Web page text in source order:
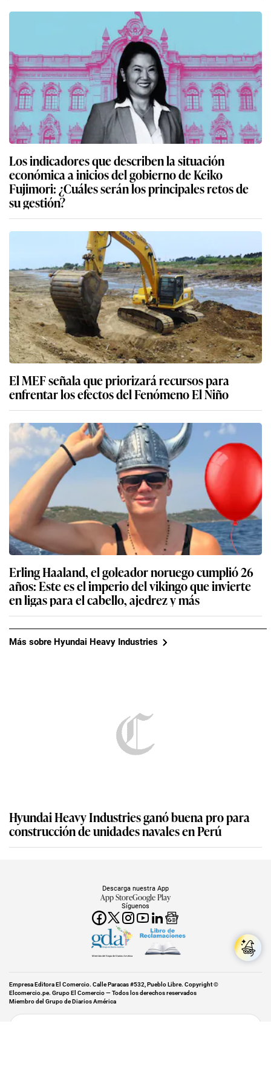
Los indicadores que describen la situación
económica a inicios del gobierno de Keiko
Fujimori: ¿Cuáles serán los principales retos de
su gestión?
El MEF señala que priorizará recursos para
enfrentar los efectos del Fenómeno El Niño
Erling Haaland, el goleador noruego cumplió 26
años: Este es el imperio del vikingo que invierte
en ligas para el cabello, ajedrez y más
Más sobre Hyundai Heavy Industries
Hyundai Heavy Industries ganó buena pro para
construcción de unidades navales en Perú
Síguenos
Descarga nuestra App
App StoreGoogle Play
Miembro del Grupo de Diarios América
Empresa Editora El Comercio. Calle Paracas #532, Pueblo Libre. Copyright ©
Elcomercio.pe. Grupo El Comercio — Todos los derechos reservados
Miembro del Grupo de Diarios América